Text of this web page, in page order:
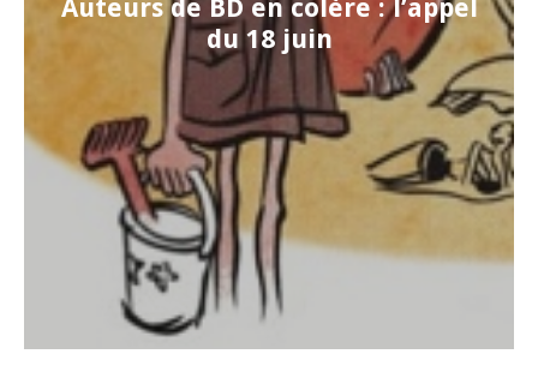
Auteurs de BD en colère : l’appel
du 18 juin